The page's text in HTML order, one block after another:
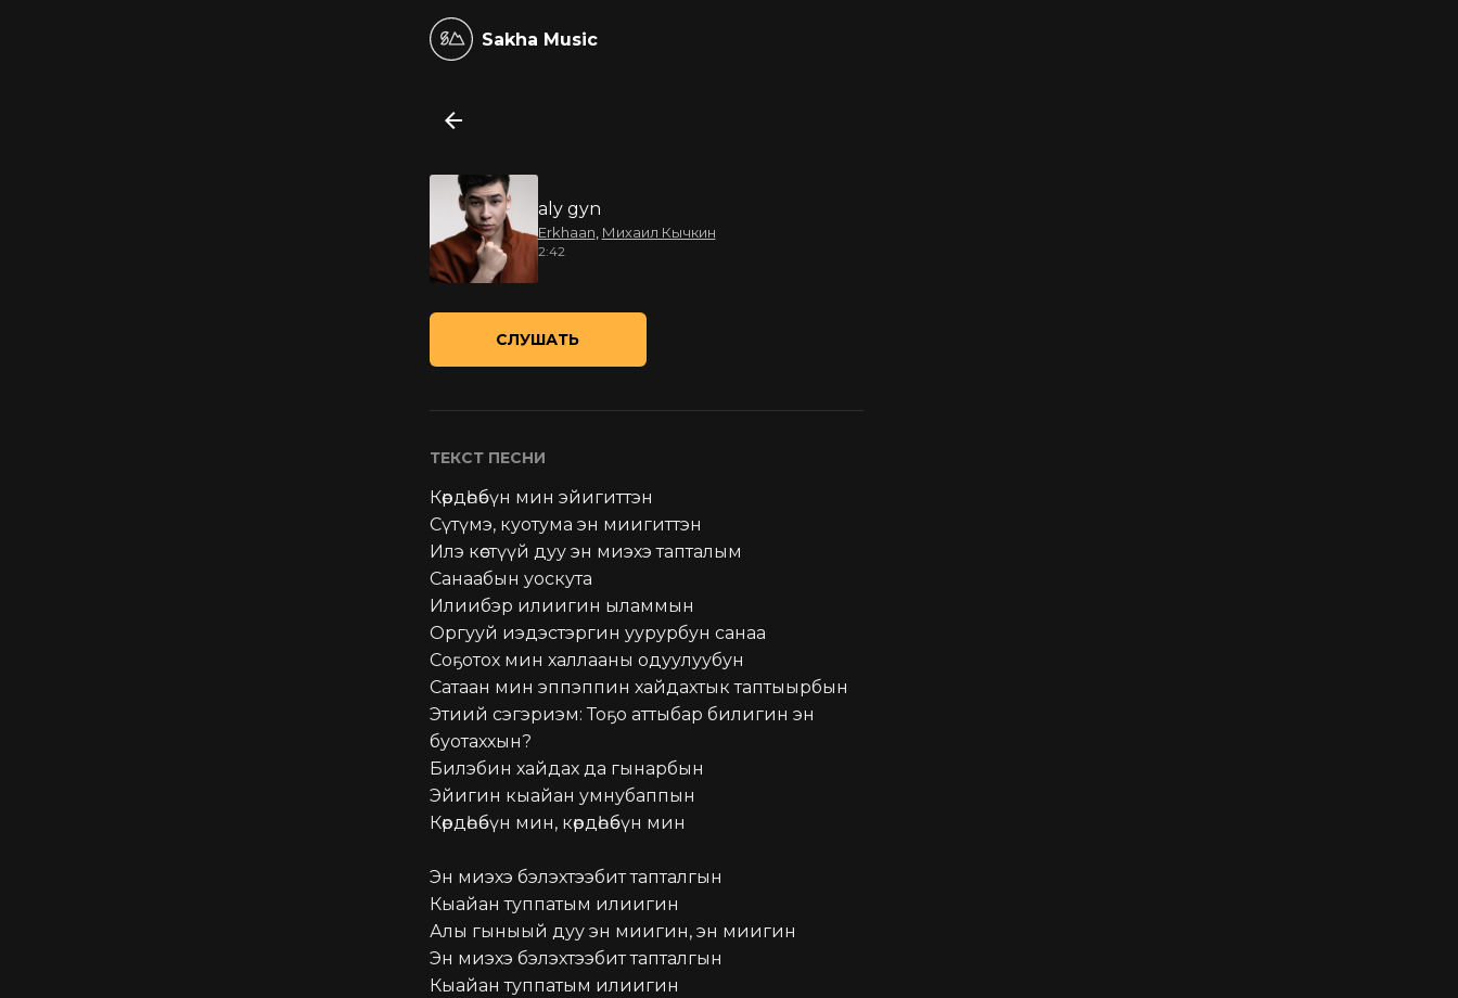
Sakha Music
aly gyn
Erkhaan Михаил Кычкин
2:42
СЛУШАТЬ
ТЕКСТ ПЕСНИ
Көрдөһөбүн мин эйигиттэн
Сүтүмэ, куотума эн миигиттэн
Илэ көстүүй дуу эн миэхэ тапталым
Санаабын уоскута
Илиибэр илиигин ыламмын
Оргууй иэдэстэргин уурурбун санаа
Соҕотох мин халлааны одуулуубун
Сатаан мин эппэппин хайдахтык таптыырбын
Этиий сэгэриэм: Тоҕо аттыбар билигин эн
буотаххын?
Билэбин хайдах да гынарбын
Эйигин кыайан умнубаппын
Көрдөһөбүн мин, көрдөһөбүн мин
Эн миэхэ бэлэхтээбит тапталгын
Кыайан туппатым илиигин
Алы гыныый дуу эн миигин, эн миигин
Эн миэхэ бэлэхтээбит тапталгын
Кыайан туппатым илиигин